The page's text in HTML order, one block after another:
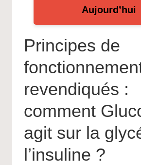
Aujourd’hui
Principes de
revendiqués :
comment
agit sur la
l’insuline ?